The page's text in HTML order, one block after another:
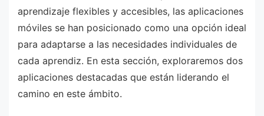
aprendizaje flexibles y accesibles, las aplicaciones
móviles se han posicionado como una opción ideal
para adaptarse a las necesidades individuales de
cada aprendiz. En esta sección, exploraremos dos
aplicaciones destacadas que están liderando el
camino en este ámbito.